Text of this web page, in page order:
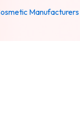
Manufacturers